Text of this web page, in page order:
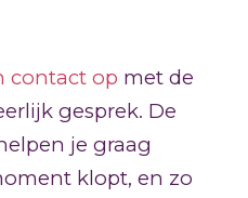
contact op met de
gesprek. De
je graag
klopt, en zo